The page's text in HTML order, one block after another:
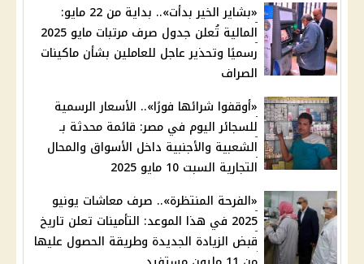
«بشاير الخير بدأت».. بداية من 22 مايو:
المالية تُعلن جدول صرف مرتبات مايو 2025
رسميًا وتحذير عاجل للعاملين بشأن ماكينات
الصراف
«أوقفوا شرائها فورًا».. الأسعار الرسمية
للسجائر اليوم في مصر: قائمة محدثة بـ
الشعبية والأجنبية داخل الأسواق والمحال
التجارية السبت 10 مايو 2025
«الفرحة المنتظرة».. صرف معاشات يونيو
2025 في هذا الموعد: التأمينات تعلن تاريخ
قبض الزيادة الجديدة وطريقة الحصول عليها